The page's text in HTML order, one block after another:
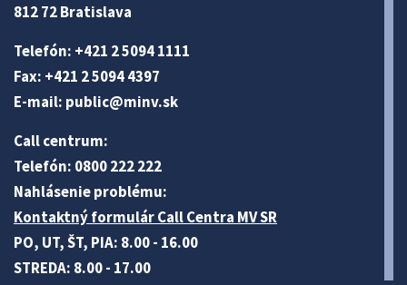
812 72 Bratislava
Telefón: +421 2 5094 1111
Fax: +421 2 5094 4397
E-mail: public@minv.sk
Call centrum:
Telefón: 0800 222 222
Nahlásenie problému:
Kontaktný formulár Call Centra MV SR
PO, UT, ŠT, PIA: 8.00 - 16.00
STREDA: 8.00 - 17.00